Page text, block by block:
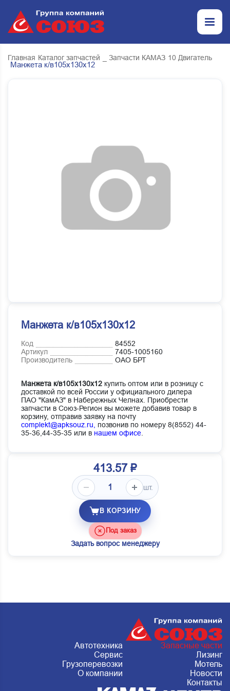
Главная Каталог запчастей _ Запчасти КАМАЗ 10 Двигатель
Манжета к/в105х130х12
Манжета к/в105х130х12
Код
84552
Артикул
7405-1005160
Производитель
ОАО БРТ
Манжета к/в105х130х12 купить оптом или в розницу с
доставкой по всей России у официального дилера
ПАО "КамАЗ" в Набережных Челнах. Приобрести
запчасти в Союз-Регион вы можете добавив товар в
корзину, отправив заявку на почту
complekt@apksouz.ru,
позвонив по номеру 8(8552) 44-
35-36,44-35-35 или в нашем офисе
413.57 ₽
шт.
В КОРЗИНУ
Под заказ
Задать вопрос менеджеру
Автотехника
Запасные части
Сервис
Лизинг
Грузоперевозки
Мотель
О компании
Новости
Контакты